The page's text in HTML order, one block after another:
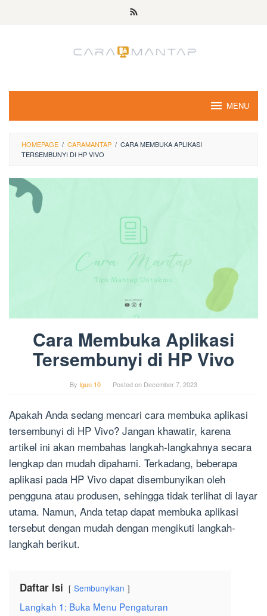
MENU
HOMEPAGE / CARAMANTAP / CARA MEMBUKA APLIKASI
TERSEMBUNYI DI HP VIVO
Cara Membuka Aplikasi
Tersembunyi di HP Vivo
By Igun 10 Posted on December 7, 2023
Apakah Anda sedang mencari cara membuka aplikasi
tersembunyi di HP Vivo? Jangan khawatir, karena
artikel ini akan membahas langkah-langkahnya secara
lengkap dan mudah dipahami. Terkadang, beberapa
aplikasi pada HP Vivo dapat disembunyikan oleh
pengguna atau produsen, sehingga tidak terlihat di layar
utama. Namun, Anda tetap dapat membuka aplikasi
tersebut dengan mudah dengan mengikuti langkah-
langkah berikut.
Daftar Isi Sembunyikan
Langkah 1: Buka Menu Pengaturan